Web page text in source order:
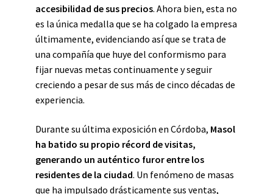
accesibilidad de sus precios. Ahora bien, esta no
es la única medalla que se ha colgado la empresa
últimamente, evidenciando así que se trata de
una compañía que huye del conformismo para
fijar nuevas metas continuamente y seguir
creciendo a pesar de sus más de cinco décadas de
experiencia.
Durante su última exposición en Córdoba, Masol
ha batido su propio récord de visitas,
generando un auténtico furor entre los
residentes de la ciudad. Un fenómeno de masas
que ha impulsado drásticamente sus ventas,